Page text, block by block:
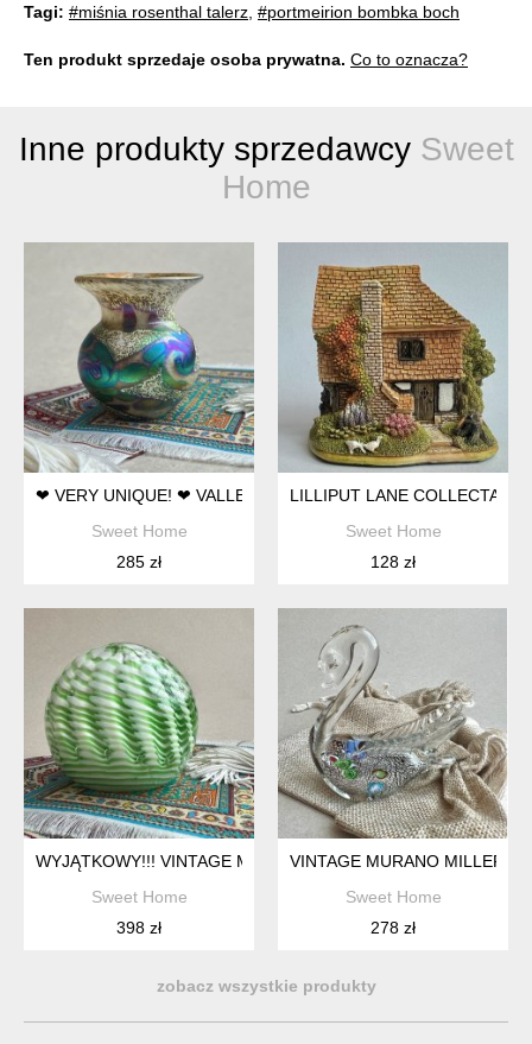
Tagi: #miśnia rosenthal talerz #portmeirion bombka boch
Ten produkt sprzedaje osoba prywatna. Co to oznacza?
Inne produkty sprzedawcy Sweet
Home
❤ VERY UNIQUE! ❤ VALLETTA GLASS - PAUL SAID ❤ VINTAGE
Sweet Home
285 zł
LILLIPUT LANE
Sweet Home
128 zł
Sweet Home
398 zł
VINTAGE MURANO
Sweet Home
278 zł
zobacz wszystkie produkty